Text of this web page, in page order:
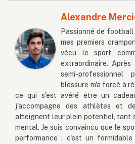
Alexandre
Passionné de
mes premiers
vécu le sport
extraordinaire. Après
semi-
blessure m'a forcé à
ce qui s'est avéré être un
j'accompagne des athlètes et
atteignent leur plein potentiel, tant
mental. Je suis convaincu que le
performance : c'est un